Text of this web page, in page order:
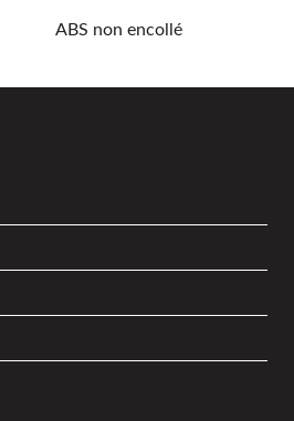
ABS non encollé